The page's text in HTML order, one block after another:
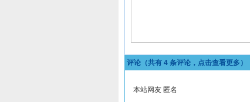
评论（共有 4 条评论，点击查看更多）
本站网友 匿名